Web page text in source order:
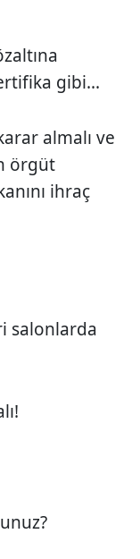
gibi...
almalı ve
örgüt
ihraç
salonlarda